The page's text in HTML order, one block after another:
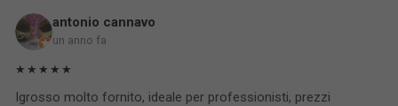
antonio cannavo
un anno fa
★★★★★
Igrosso molto fornito, ideale per professionisti, prezzi